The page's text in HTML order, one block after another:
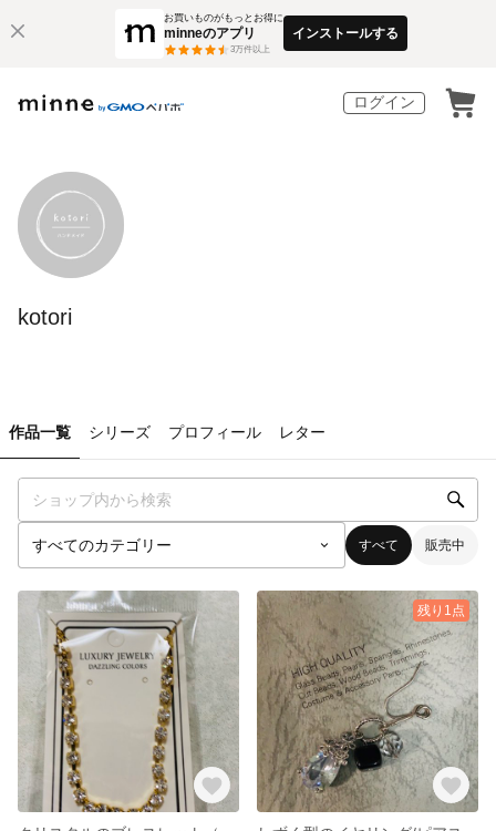
お買いものがもっとお得に
minneのアプリ
3万件以上
インストールする
ログイン
kotori
作品一覧 シリーズ プロフィール レター
すべて 販売中
残り1点